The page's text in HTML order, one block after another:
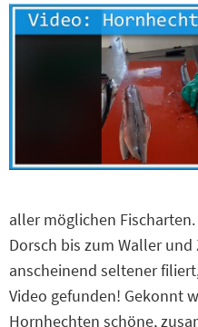
aller möglichen
Dorsch bis zum Waller
anscheinend seltener
Video gefunden! Gekonnt
Hornhechten schöne,